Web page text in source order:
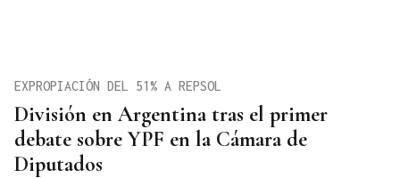
División en Argentina tras el primer
debate sobre YPF en la Cámara de
Diputados
EXPROPIACIÓN DEL 51% A REPSOL